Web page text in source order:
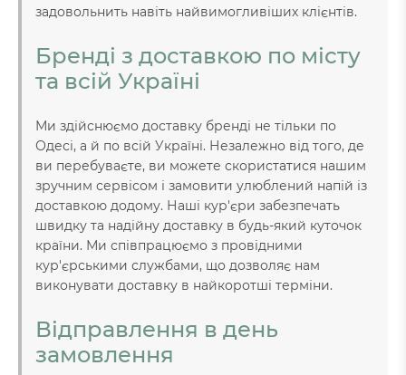
задовольнить навіть найвимогливіших клієнтів.
Бренді з доставкою по місту
та всій Україні
Ми здійснюємо доставку бренді не тільки по
Одесі, а й по всій Україні. Незалежно від того, де
ви перебуваєте, ви можете скористатися нашим
зручним сервісом і замовити улюблений напій із
доставкою додому. Наші кур'єри забезпечать
швидку та надійну доставку в будь-який куточок
країни. Ми співпрацюємо з провідними
кур'єрськими службами, що дозволяє нам
виконувати доставку в найкоротші терміни.
Відправлення в день
замовлення